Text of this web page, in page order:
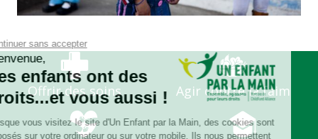
Continuer sans accepter
Bienvenue,
Les enfants ont des
droits...et vous aussi !
Lorsque vous visitez le site d'Un Enfant par la Main, des cookies sont
déposés sur votre ordinateur ou sur votre mobile. Ils nous permettent
Offrir des soins Agir contre la faim